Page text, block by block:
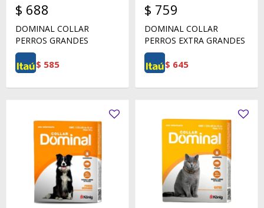
$ 688
DOMINAL COLLAR
PERROS GRANDES
$ 585
$ 759
DOMINAL COLLAR
PERROS EXTRA GRANDES
$ 645